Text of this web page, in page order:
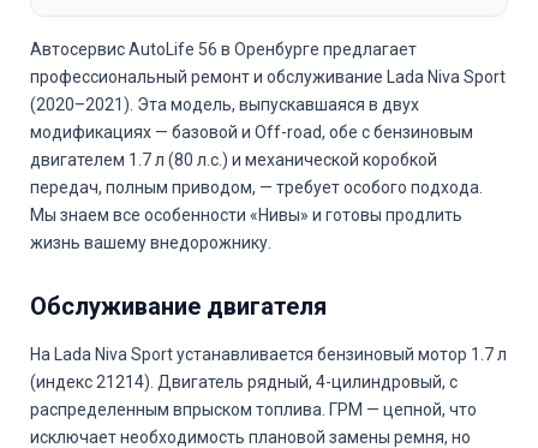
Автосервис AutoLife 56 в Оренбурге предлагает
профессиональный ремонт и обслуживание Lada Niva Sport
(2020–2021). Эта модель, выпускавшаяся в двух
модификациях — базовой и Off-road, обе с бензиновым
двигателем 1.7 л (80 л.с.) и механической коробкой
передач, полным приводом, — требует особого подхода.
Мы знаем все особенности «Нивы» и готовы продлить
жизнь вашему внедорожнику.
Обслуживание двигателя
На Lada Niva Sport устанавливается бензиновый мотор 1.7 л
(индекс 21214). Двигатель рядный, 4-цилиндровый, с
распределенным впрыском топлива. ГРМ — цепной, что
исключает необходимость плановой замены ремня, но